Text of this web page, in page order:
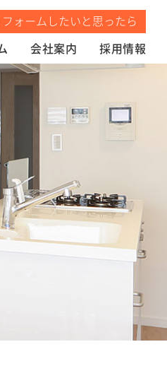
フォームしたいと思ったら
会社案内 採用情報